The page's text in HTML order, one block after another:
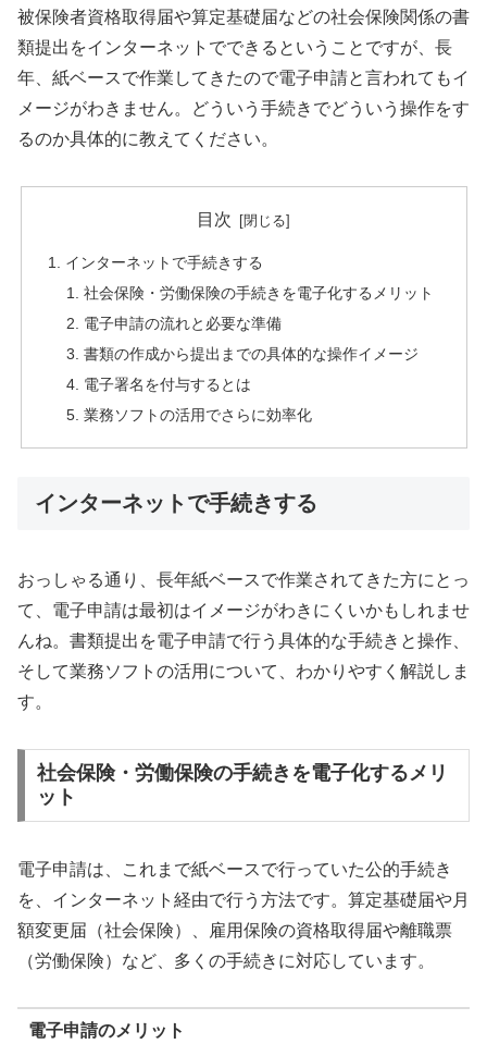
被保険者資格取得届や算定基礎届などの社会保険関係の書
類提出をインターネットでできるということですが、長
年、紙ベースで作業してきたので電子申請と言われてもイ
メージがわきません。どういう手続きでどういう操作をす
るのか具体的に教えてください。
目次
インターネットで手続きする
社会保険・労働保険の手続きを電子化するメリット
電子申請の流れと必要な準備
書類の作成から提出までの具体的な操作イメージ
電子署名を付与するとは
業務ソフトの活用でさらに効率化
インターネットで手続きする
おっしゃる通り、長年紙ベースで作業されてきた方にとっ
て、電子申請は最初はイメージがわきにくいかもしれませ
んね。書類提出を電子申請で行う具体的な手続きと操作、
そして業務ソフトの活用について、わかりやすく解説しま
す。
社会保険・労働保険の手続きを電子化するメリ
ット
電子申請は、これまで紙ベースで行っていた公的手続き
を、インターネット経由で行う方法です。算定基礎届や月
額変更届（社会保険）、雇用保険の資格取得届や離職票
（労働保険）など、多くの手続きに対応しています。
電子申請のメリット